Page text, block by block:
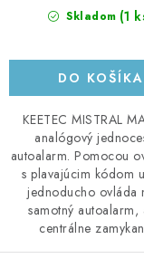
Skladom (1
DO KOŠÍKA
KEETEC MISTRAL
analógový
autoalarm. Pomocou
s plavajúcim kódom
jednoducho ovláda
samotný autoalarm,
centrálne